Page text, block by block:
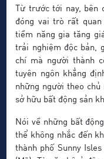
Từ trước tới nay,
đóng vai trò rất
tiềm năng gia tăng
trải nghiệm độc bản,
chí mà người thành
tuyên ngôn khẳng
những người theo chủ
sở hữu bất động sản
Nói về những bất
thể không nhắc đến
thành phố Sunny